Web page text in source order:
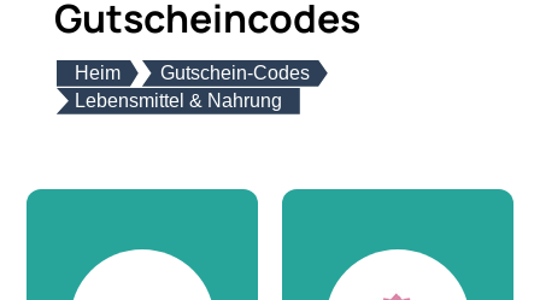
Gutscheincodes
Heim
Gutschein-Codes
Lebensmittel & Nahrung